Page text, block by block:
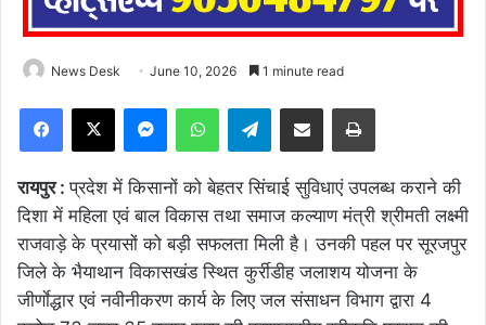
News Desk June 10, 2026 1 minute read
Facebook
X MessengerWhatsAppTelegramShare via Email Print
रायपुर :प्रदेश में किसानों को बेहतर सिंचाई सुविधाएं उपलब्ध कराने की
दिशा में महिला एवं बाल विकास तथा समाज कल्याण मंत्री श्रीमती लक्ष्मी
राजवाड़े के प्रयासों को बड़ी सफलता मिली है। उनकी पहल पर सूरजपुर
जिले के भैयाथान विकासखंड स्थित कुर्रीडीह जलाशय योजना के
जीर्णाेद्धार एवं नवीनीकरण कार्य के लिए जल संसाधन विभाग द्वारा 4